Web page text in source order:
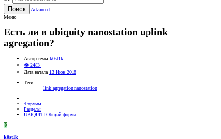
Поиск
Advanced…
Меню
Есть ли в ubiquity nanostation uplink
agregation?
Автор темы k0st1k
👁 2483
Дата начала 13 Июн 2018
Теги
link agregation nanostation
Форумы
Разделы
UBIQUITI Общий форум
K
k0st1k